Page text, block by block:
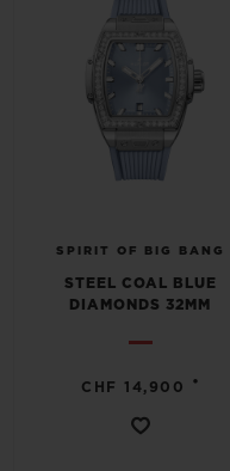
SPIRIT OF BIG BANG
STEEL COAL BLUE
DIAMONDS 32MM
CHF 14,900 •